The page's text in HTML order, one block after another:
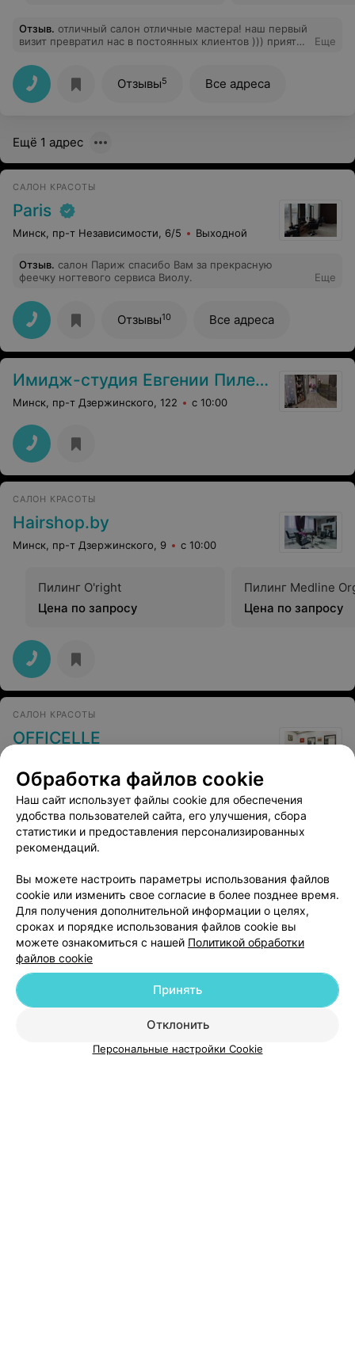
Отзыв. отличный салон отличные мастера! наш первый
визит превратил нас в постоянных клиентов ))) приятно
настроение персонала
Еще
Отзывы5 Все адреса
Ещё 1 адрес
САЛОН КРАСОТЫ
Paris
Минск, пр-т Независимости, 6/5 Выходной
Отзыв. салон Париж спасибо Вам за прекрасную
феечку ногтевого сервиса Виолу.
Еще
Отзывы10 Все адреса
Имидж-студия Евгении Пилеко
Минск, пр-т Дзержинского, 122 с 10:00
САЛОН КРАСОТЫ
Hairshop.by
Минск, пр-т Дзержинского, 9 с 10:00
Пилинг O'right
Цена по запросу
Пилинг Medline
Цена по запросу
САЛОН КРАСОТЫ
OFFICELLE
Пилинг кожи головы
Цена по запросу
Все цены
Добавить компанию
Добавить специалиста
Обработка файлов cookie
Наш сайт использует файлы cookie для обеспечения
удобства пользователей сайта, его улучшения, сбора
статистики и предоставления персонализированных
рекомендаций.
Вы можете настроить параметры использования файлов
cookie или изменить свое согласие в более позднее время.
Для получения дополнительной информации о целях,
сроках и порядке использования файлов cookie вы
можете ознакомиться с нашей Политикой обработки
файлов cookie
Отклонить
Принять
Персональные настройки Cookie